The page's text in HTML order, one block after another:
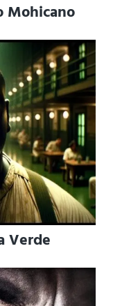
Mohicano
Verde